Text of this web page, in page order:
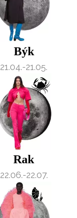
Býk
21.04.-21.05.
Rak
22.06.-22.07.